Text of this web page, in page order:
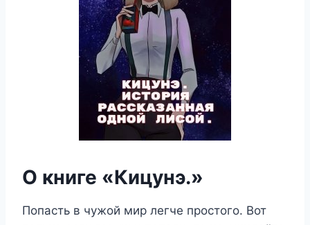
О книге «Кицунэ.»
Попасть в чужой мир легче простого. Вот